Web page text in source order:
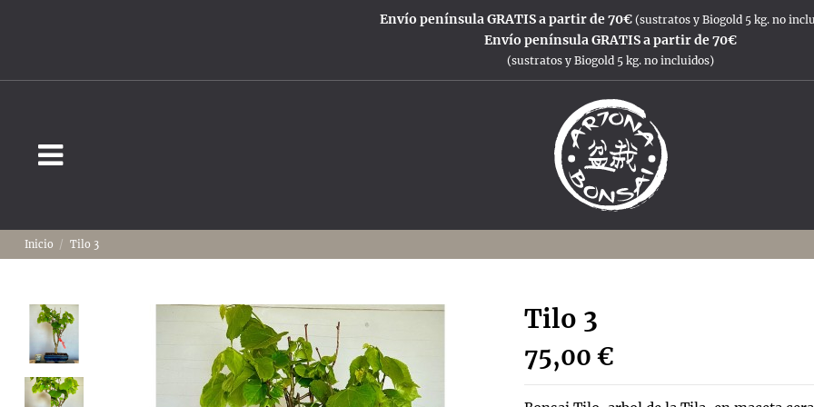
Envío península GRATIS a partir de 70€ (sustratos y Biogold 5 kg. no
Envío península GRATIS a partir de 70€
(sustratos y Biogold 5 kg. no incluidos)
Inicio Tilo 3
Tilo 3
75,00 €